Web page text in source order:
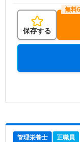
保存する
管理栄養士 正職員